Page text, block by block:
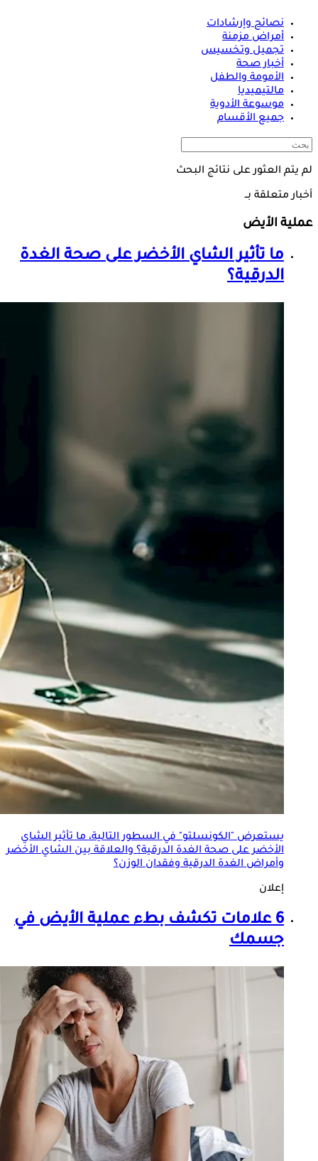
نصائح وإرشادات
أمراض مزمنة
تجميل وتخسيس
أخبار صحة
الأمومة والطفل
مالتيميديا
موسوعة الأدوية
جميع الأقسام
لم يتم العثور على نتائج البحث
أخبار متعلقة بــ
عملية الأيض
ما تأثير الشاي الأخضر على صحة الغدة
الدرقية؟
يستعرض "الكونسلتو" في السطور التالية، ما تأثير الشاي
الأخضر على صحة الغدة الدرقية؟ والعلاقة بين الشاي الأخضر
وأمراض الغدة الدرقية وفقدان الوزن؟
إعلان
6 علامات تكشف بطء عملية الأيضفي
جسمك